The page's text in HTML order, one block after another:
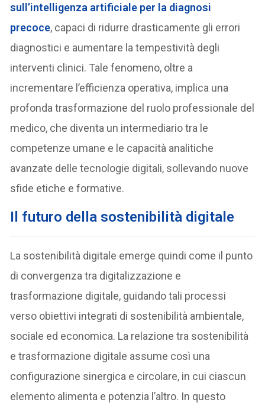
sull’intelligenza artificiale per la diagnosi
precoce, capaci di ridurre drasticamente gli errori
diagnostici e aumentare la tempestività degli
interventi clinici. Tale fenomeno, oltre a
incrementare l’efficienza operativa, implica una
profonda trasformazione del ruolo professionale del
medico, che diventa un intermediario tra le
competenze umane e le capacità analitiche
avanzate delle tecnologie digitali, sollevando nuove
sfide etiche e formative.
Il futuro della sostenibilità digitale
La sostenibilità digitale emerge quindi come il punto
di convergenza tra digitalizzazione e
trasformazione digitale, guidando tali processi
verso obiettivi integrati di sostenibilità ambientale,
sociale ed economica. La relazione tra sostenibilità
e trasformazione digitale assume così una
configurazione sinergica e circolare, in cui ciascun
elemento alimenta e potenzia l’altro. In questo